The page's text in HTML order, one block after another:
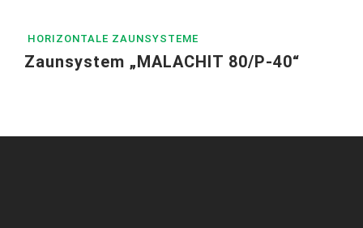
HORIZONTALE ZAUNSYSTEME
Zaunsystem „MALACHIT 80/P-40“